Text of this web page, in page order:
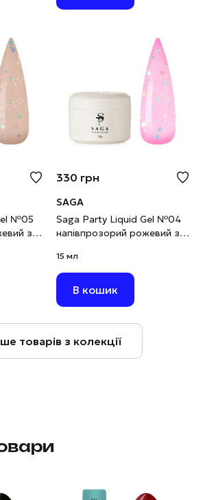
№05
з
330 грн
SAGA
Saga Party Liquid Gel №04
напівпрозорий рожевий з
15 мл
В кошик
товарів з колекції